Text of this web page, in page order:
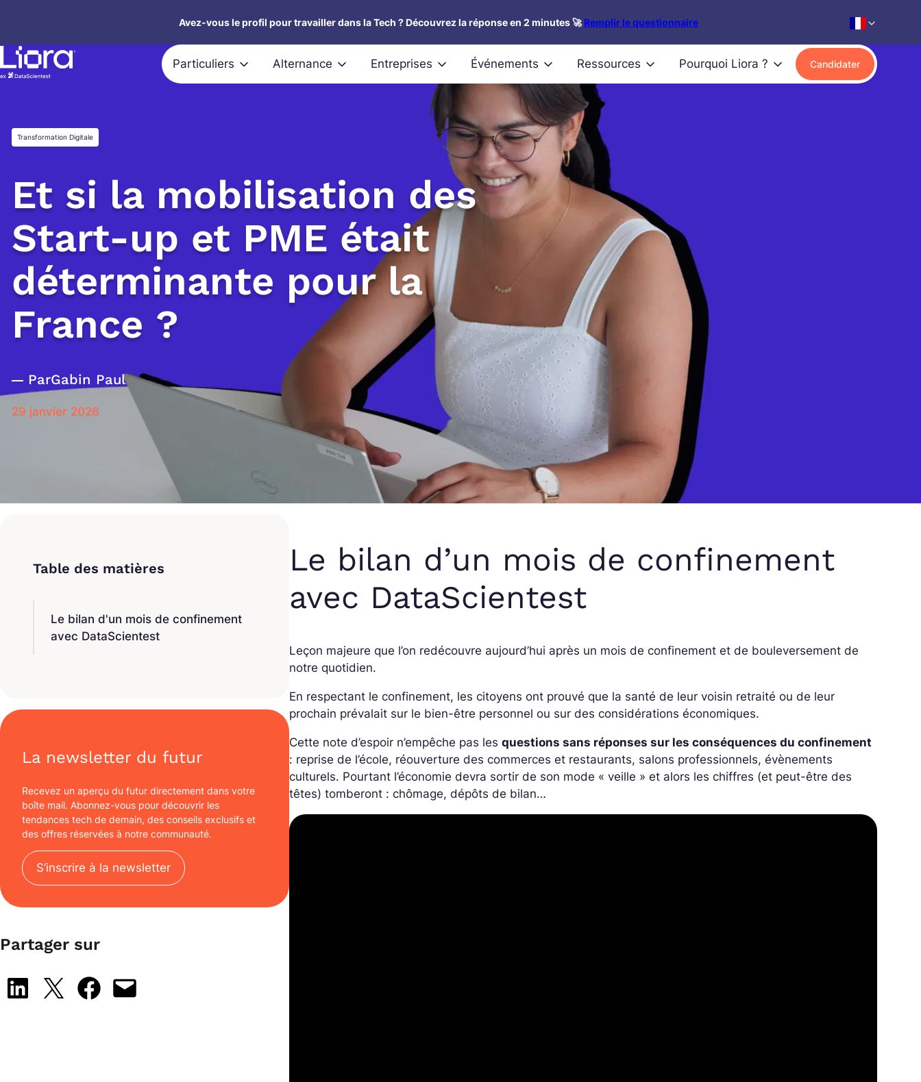
contenu
Avez-vous le profil pour travailler dans la Tech ? Découvrez la réponse en 2 minutes 🚀Remplir le questionnaire
Particuliers Alternance Entreprises Événements Ressources Pourquoi Liora ? Candidater
Transformation Digitale
Et si la mobilisation des
Start-up et PME était
déterminante pour la
France ?
ParGabin Paul
29 janvier 2026
Le bilan d'un mois de confinement
avec DataScientest
La newsletter du futur
Recevez un aperçu du futur directement dans votre
boîte mail. Abonnez-vous pour découvrir les
tendances tech de demain, des conseils exclusifs et
des offres réservées à notre communauté.
S’inscrire à la newsletter
Partager sur
Share on LinkedIn
Share on X Share on Facebook
Email this Page
Le bilan d’un mois de confinement
avec DataScientest
Leçon majeure que l’on redécouvre aujourd’hui après un mois de confinement et de bouleversement de
notre quotidien.
En respectant le confinement, les citoyens ont prouvé que la santé de leur voisin retraité ou de leur
prochain prévalait sur le bien-être personnel ou sur des considérations économiques.
Cette note d’espoir n’empêche pas lesquestions sans réponses sur les conséquences du confinement
: reprise de l’école, réouverture des commerces et restaurants, salons professionnels, évènements
culturels. Pourtant l’économie devra sortir de son mode « veille » et alors les chiffres (et peut-être des
têtes) tomberont : chômage, dépôts de bilan…